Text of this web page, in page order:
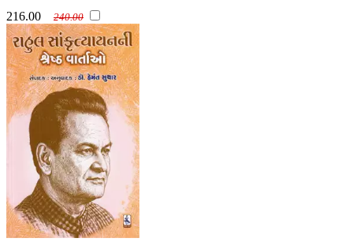
216.00 240.00